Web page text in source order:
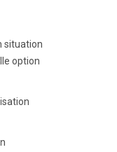
situation
option